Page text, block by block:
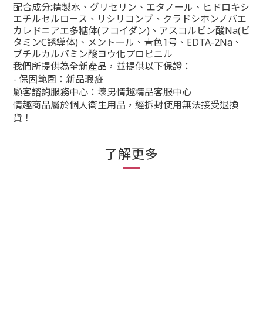
配合成分:精製水、グリセリン、エタノール、ヒドロキシ
エチルセルロース、リシリコンブ、クラドシホンノバエ
カレドニアエ多糖体(フコイダン)、アスコルビン酸Na(ビ
タミンC誘導体)、メントール、青色1号、EDTA-2Na、
ブチルカルバミン酸ヨウ化プロピニル
我們所提供為全新產品，並提供以下保證：
- 保固範圍：新品瑕疵
顧客諮詢服務中心：壞男情趣精品客服中心
情趣商品屬於個人衛生用品，經拆封使用無法接受退換
貨！
了解更多